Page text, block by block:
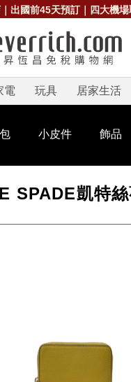
出國前45天預訂｜四大機場
電 玩具 居家生活
小皮件 飾品
SPADE凱特